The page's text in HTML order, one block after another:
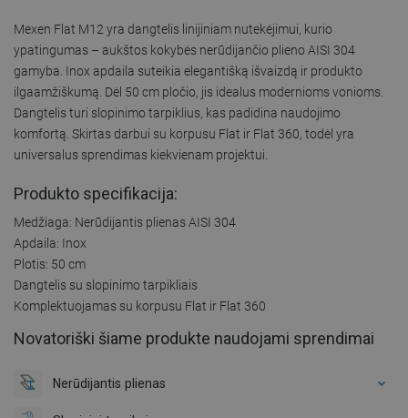
Mexen Flat M12 yra dangtelis linijiniam nutekėjimui, kurio
ypatingumas – aukštos kokybės nerūdijančio plieno AISI 304
gamyba. Inox apdaila suteikia elegantišką išvaizdą ir produkto
ilgaamžiškumą. Dėl 50 cm pločio, jis idealus modernioms vonioms.
Dangtelis turi slopinimo tarpiklius, kas padidina naudojimo
komfortą. Skirtas darbui su korpusu Flat ir Flat 360, todėl yra
universalus sprendimas kiekvienam projektui.
Produkto specifikacija:
Medžiaga: Nerūdijantis plienas AISI 304
Apdaila: Inox
Plotis: 50 cm
Dangtelis su slopinimo tarpikliais
Komplektuojamas su korpusu Flat ir Flat 360
Novatoriški šiame produkte naudojami sprendimai
Nerūdijantis plienas